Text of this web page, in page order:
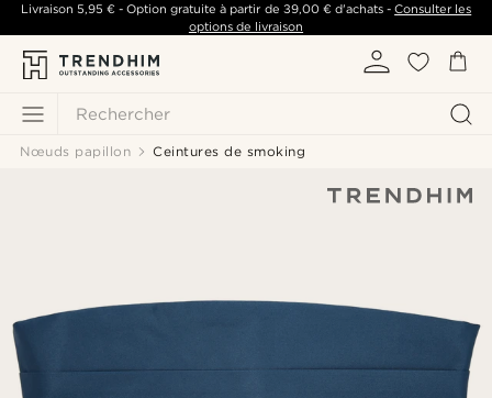
Rechercher
Livraison 5,95 €- Option gratuite à partir de 39,00 €d'achats -Consulter les
options de livraison
Nœuds papillon Ceintures de smoking